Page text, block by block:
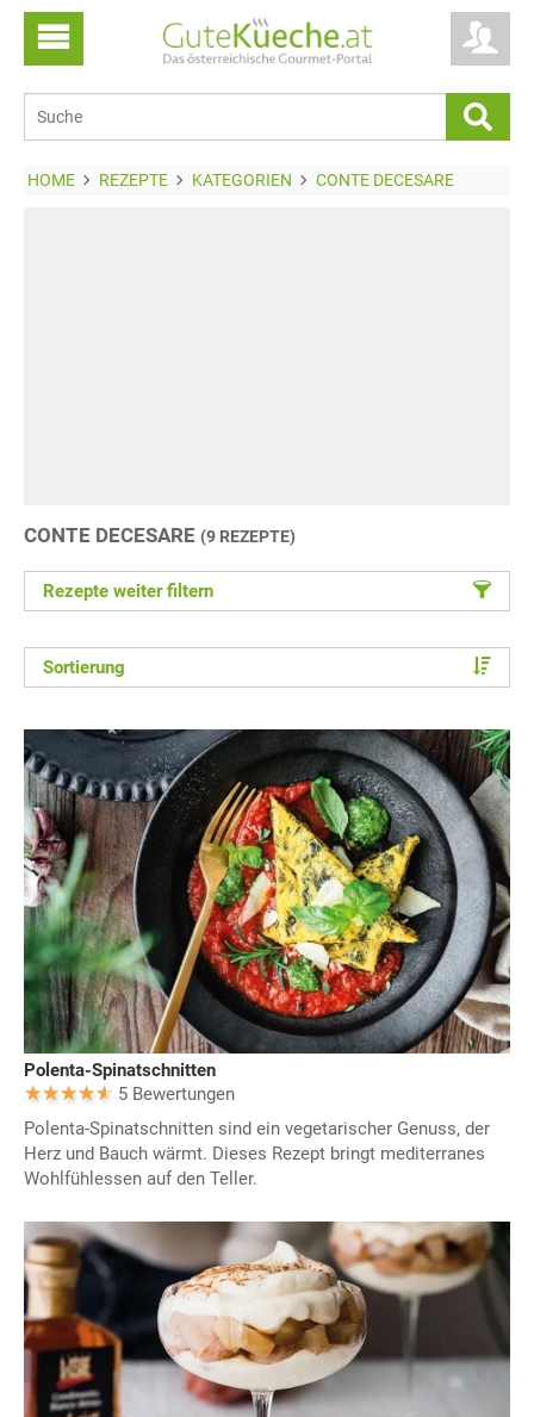
HOME REZEPTE KATEGORIEN CONTE DECESARE
CONTE DECESARE (9 REZEPTE)
Rezepte weiter filtern
Sortierung
Polenta-Spinatschnitten
5 Bewertungen
Polenta-Spinatschnitten sind ein vegetarischer Genuss, der
Herz und Bauch wärmt. Dieses Rezept bringt mediterranes
Wohlfühlessen auf den Teller.